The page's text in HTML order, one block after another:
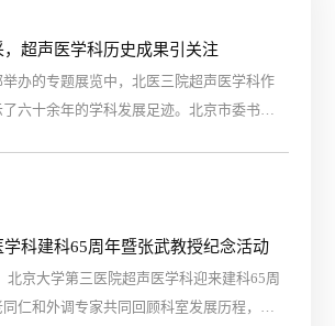
超声医学科历史成果引关注
办的专题展览中，北医三院超声医学科作
六十余年的学科发展足迹。北京市委书记
室在介入超声、肌骨超声、超声造影等领域
成就。作为中国超声医学的重要发源地之
学科将继续秉承创新与实干精神，推动超
智能医学新时代的高质量发展。
科建科65周年暨张武教授纪念活动
北京大学第三医院超声医学科迎来建科65周
仁和外调专家共同回顾科室发展历程，深